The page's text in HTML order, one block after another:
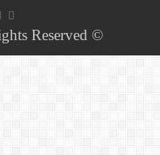
© Copyright 2026, All Rights Reserved